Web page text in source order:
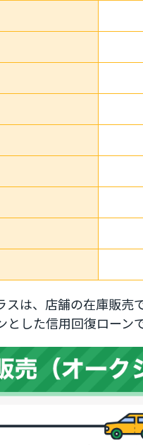
スは、店舗の在庫販売
した信用回復ローンで